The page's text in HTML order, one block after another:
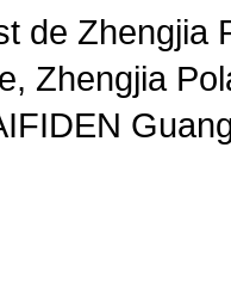
de Zhengjia
Zhengjia